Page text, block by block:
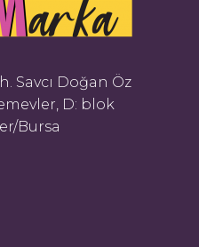
Savcı Doğan Öz
D: blok
Bursa